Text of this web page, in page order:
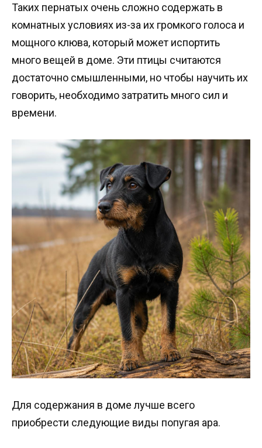
Таких пернатых очень сложно содержать в
комнатных условиях из-за их громкого голоса и
мощного клюва, который может испортить
много вещей в доме. Эти птицы считаются
достаточно смышленными, но чтобы научить их
говорить, необходимо затратить много сил и
времени.
Для содержания в доме лучше всего
приобрести следующие виды попугая ара.